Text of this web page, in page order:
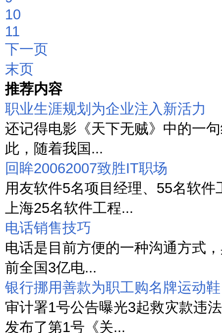
10
11
下一页
末页
推荐内容
职业生涯规划为企业注入新活力
还记得电影《天下无贼》中的一
此，随着我国...
回眸20062007致胜IT职场
用友软件5名项目经理、55名软
上海25名软件工程...
电话销售技巧
电话是目前方便的一种沟通方式
前全国3亿电...
银行挪用善款为职工购名牌运动鞋
审计署1号公告曝光3起救灾款违
发布了第1号《关...